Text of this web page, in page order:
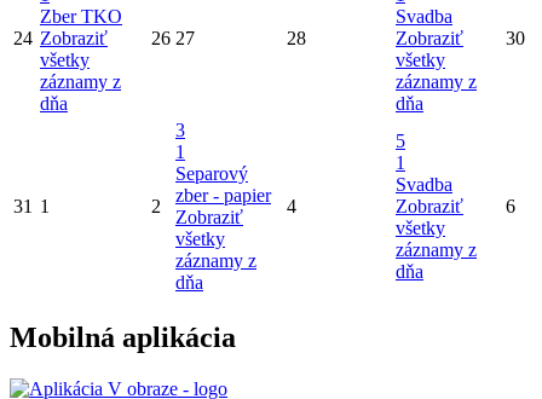
24
Zber TKO
Zobraziť
všetky
záznamy z
dňa
26 27 28
Svadba
Zobraziť
všetky
záznamy z
dňa
30
31 1 2
3
1
Separový
zber - papier
Zobraziť
všetky
záznamy z
dňa
4
5
1
Svadba
Zobraziť
všetky
záznamy z
dňa
6
Mobilná aplikácia